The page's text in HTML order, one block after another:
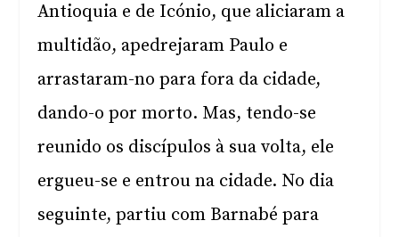
Antioquia e de Icónio, que aliciaram a
multidão, apedrejaram Paulo e
arrastaram-no para fora da cidade,
dando-o por morto. Mas, tendo-se
reunido os discípulos à sua volta, ele
ergueu-se e entrou na cidade. No dia
seguinte, partiu com Barnabé para